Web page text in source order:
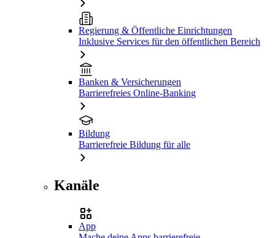
Regierung & Öffentliche Einrichtungen
Inklusive Services für den öffentlichen Bereich
Banken & Versicherungen
Barrierefreies Online-Banking
Bildung
Barrierefreie Bildung für alle
Kanäle
App